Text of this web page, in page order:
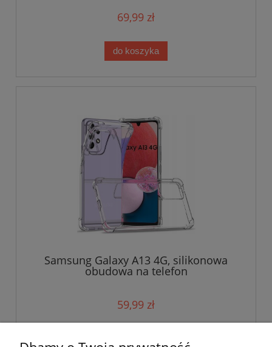
69,99 zł
do koszyka
Samsung Galaxy A13 4G, silikonowa
obudowa na telefon
59,99 zł